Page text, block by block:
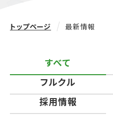
トップページ 最新情報
すべて
フルクル
採用情報